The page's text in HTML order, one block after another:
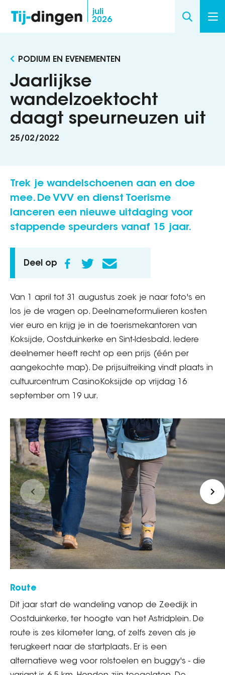
inhoud
gaan
juli
2026
PODIUM EN EVENEMENTEN
Jaarlijkse
wandelzoektocht
daagt speurneuzen uit
25/02/2022
Trek je wandelschoenen aan en doe
mee. De VVV en dienst Toerisme
lanceren een nieuwe uitdaging voor
stappende speurders vanaf 15 jaar.
Deel op
Van 1 april tot 31 augustus zoek je naar foto's en
los je de vragen op. Deelnameformulieren kosten
vier euro en krijg je in de toerismekantoren van
Koksijde, Oostduinkerke en Sint-Idesbald. Iedere
deelnemer heeft recht op een prijs (één per
aangekochte map). De prijsuitreiking vindt plaats in
cultuurcentrum CasinoKoksijde op vrijdag 16
september om 19 uur.
Route
Dit jaar start de wandeling vanop de Zeedijk in
Oostduinkerke, ter hoogte van het Astridplein. De
route is zes kilometer lang, of zelfs zeven als je
terugkeert naar de startplaats. Er is een
alternatieve weg voor rolstoelen en buggy's - die